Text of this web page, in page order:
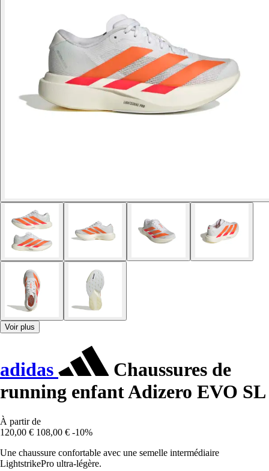
Voir plus
adidas
Chaussures de
running enfant Adizero EVO SL
À partir de
120,00 € 108,00 € -10%
Une chaussure confortable avec une semelle intermédiaire
LightstrikePro ultra-légère.